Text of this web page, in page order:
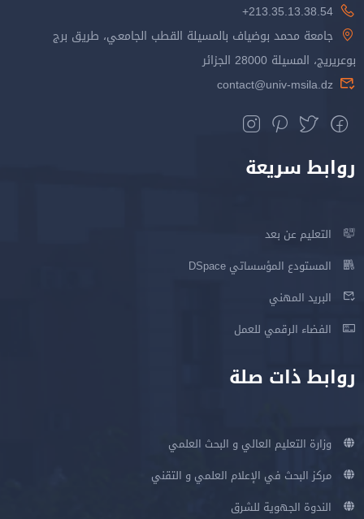
213.35.13.38.54+
جامعة محمد بوضياف بالمسيلة القطب الجامعي، طريق برج
بوعريريج، المسيلة 28000 الجزائر
contact@univ-msila.dz
روابط سريعة
التعليم عن بعد
المستودع المؤسساتي DSpace
البريد المهني
الفضاء الرقمي للعمل
روابط ذات صلة
وزارة التعليم العالي و البحث العلمي
مركز البحث في الإعلام العلمي و التقني
الندوة الجهوية للشرق